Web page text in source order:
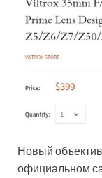
Новый
официальном